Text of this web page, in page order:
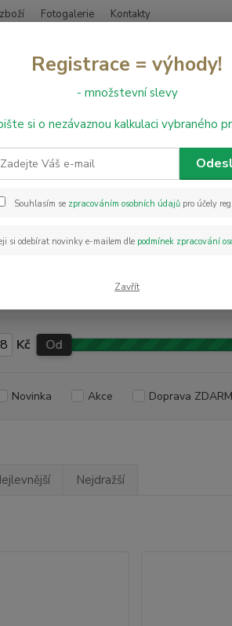
Fotogalerie Kontakty
Hledat
Obvodové lišty MD60
lišty MD60
MD60jsou vhodné k vinylu, PVC podlahám
schování kabelů a pružné okraje, které
Kč Od
Novinka Akce Doprava
Nejdražší
Registrace = výhody!
- množstevní slevy
si o nezávaznou kalkulaci vybraného
Souhlasím se zpracováním osobních údajůpro účely
si odebírat novinky e-mailem dle podmínek zpracování
Zavřít